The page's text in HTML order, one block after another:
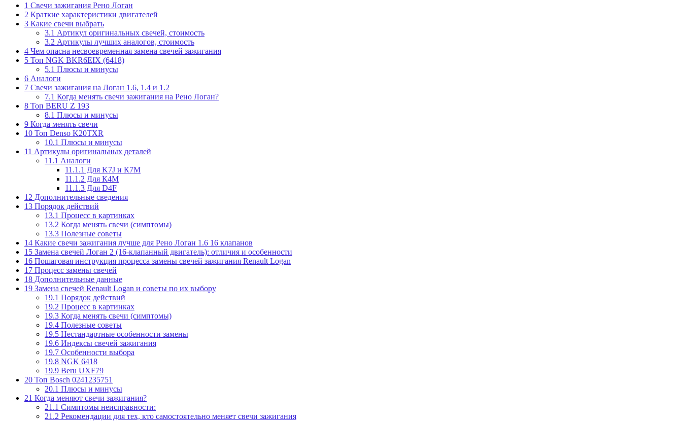
1 Свечи зажигания Рено Логан
2 Краткие характеристики двигателей
3 Какие свечи выбрать
3.1 Артикул оригинальных свечей, стоимость
3.2 Артикулы лучших аналогов, стоимость
4 Чем опасна несвоевременная замена свечей зажигания
5 Топ NGK BKR6EIX (6418)
5.1 Плюсы и минусы
6 Аналоги
7 Свечи зажигания на Логан 1.6, 1.4 и 1.2
7.1 Когда менять свечи зажигания на Рено Логан?
8 Топ BERU Z 193
8.1 Плюсы и минусы
9 Когда менять свечи
10 Топ Denso K20TXR
10.1 Плюсы и минусы
11 Артикулы оригинальных деталей
11.1 Аналоги
11.1.1 Для K7J и К7М
11.1.2 Для К4М
11.1.3 Для D4F
12 Дополнительные сведения
13 Порядок действий
13.1 Процесс в картинках
13.2 Когда менять свечи (симптомы)
13.3 Полезные советы
14 Какие свечи зажигания лучше для Рено Логан 1.6 16 клапанов
15 Замена свечей Логан 2 (16-клапанный двигатель): отличия и особенности
16 Пошаговая инструкция процесса замены свечей зажигания Renault Logan
17 Процесс замены свечей
18 Дополнительные данные
19 Замена свечей Renault Logan и советы по их выбору
19.1 Порядок действий
19.2 Процесс в картинках
19.3 Когда менять свечи (симптомы)
19.4 Полезные советы
19.5 Нестандартные особенности замены
19.6 Индексы свечей зажигания
19.7 Особенности выбора
19.8 NGK 6418
19.9 Beru UXF79
20 Топ Bosch 0241235751
20.1 Плюсы и минусы
21 Когда меняют свечи зажигания?
21.1 Симптомы неисправности:
21.2 Рекомендации для тех, кто самостоятельно меняет свечи зажигания